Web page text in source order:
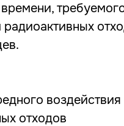
радиоактивных
воздействия
отходов